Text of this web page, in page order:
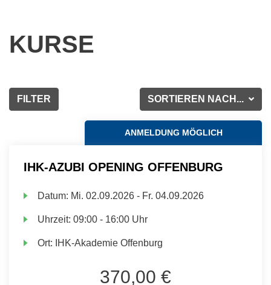
KURSE
SORTIEREN NACH...
FILTER
ANMELDUNG MÖGLICH
IHK-AZUBI OPENING OFFENBURG
Datum: Mi. 02.09.2026 - Fr. 04.09.2026
Uhrzeit:09:00 - 16:00 Uhr
Ort: IHK-Akademie Offenburg
370,00 €